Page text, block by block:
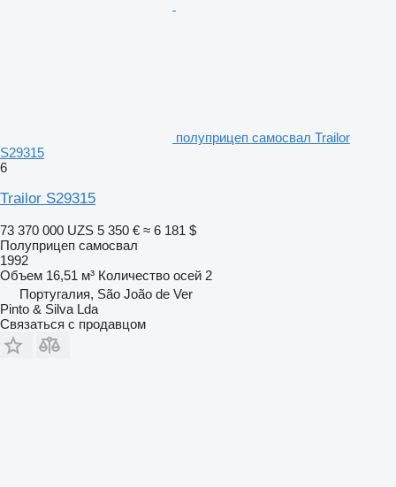
полуприцеп самосвал Trailor
S29315
6
Trailor S29315
73 370 000 UZS 5 350 € ≈ 6 181 $
Полуприцеп самосвал
1992
Объем 16,51 м³ Количество осей 2
Португалия, São João de Ver
Pinto & Silva Lda
Связаться с продавцом